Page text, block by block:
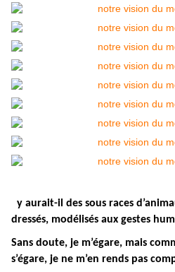
y aurait-il des sous races
dressés, modélisés aux gestes
Sans doute, je m’égare, mais
s’égare, je ne m’en rends pas